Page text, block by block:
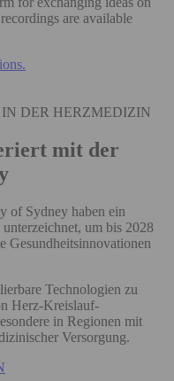
are available
DER HERZMEDIZIN
mit der
Sydney haben ein
um bis 2028
Gesundheitsinnovationen
Technologien zu
Herz-Kreislauf-
in Regionen mit
Versorgung.